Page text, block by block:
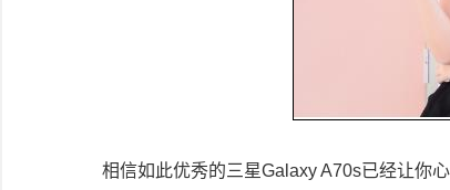
相信如此优秀的三星Galaxy A70s已经让你